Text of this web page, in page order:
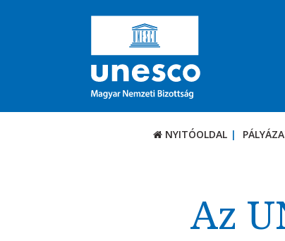
PÁLYÁZATOK /
NYITÓOLDAL
Az